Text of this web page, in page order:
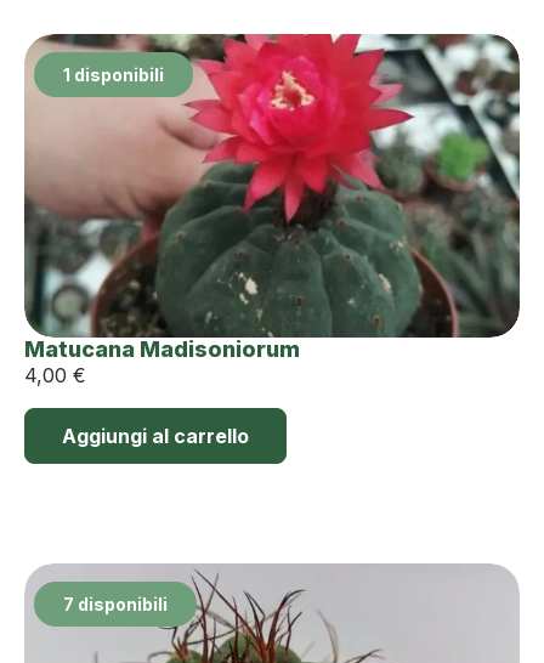
1 disponibili
Matucana Madisoniorum
4,00 €
Aggiungi al carrello
7 disponibili